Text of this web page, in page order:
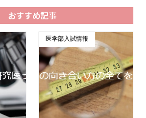
おすすめ記事
医学部入試情報